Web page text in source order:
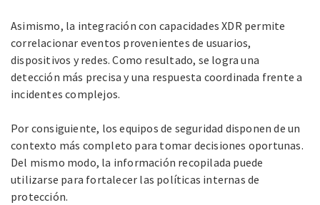
Asimismo, la integración con capacidades XDR permite
correlacionar eventos provenientes de usuarios,
dispositivos y redes. Como resultado, se logra una
detección más precisa y una respuesta coordinada frente a
incidentes complejos.
Por consiguiente, los equipos de seguridad disponen de un
contexto más completo para tomar decisiones oportunas.
Del mismo modo, la información recopilada puede
utilizarse para fortalecer las políticas internas de
protección.